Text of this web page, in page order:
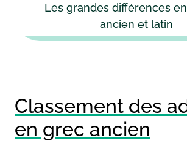
Les grandes différences
ancien et latin
Classement des
en grec ancien